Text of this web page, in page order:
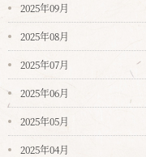
2025年09月
2025年08月
2025年07月
2025年06月
2025年05月
2025年04月